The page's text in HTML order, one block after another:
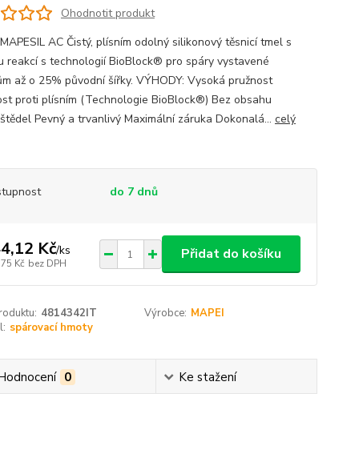
Ohodnotit produkt
AC Čistý, plísním odolný silikonový těsnicí tmel s
reakcí s technologií BioBlock® pro spáry vystavené
až o 25% původní šířky. VÝHODY: Vysoká pružnost
proti plísním (Technologie BioBlock®) Bez obsahu
Pevný a trvanlivý Maximální záruka Dokonalá... celý
do 7 dnů
Kč/ks
Kč bez DPH
Přidat do košíku
4814342IT Výrobce: MAPEI
spárovací hmoty
0 Ke stažení